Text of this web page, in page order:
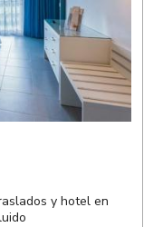
y hotel en